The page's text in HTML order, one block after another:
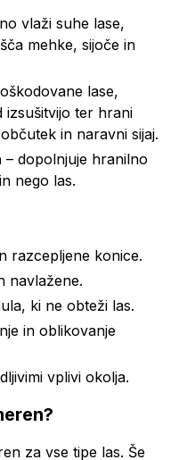
vlaži suhe lase,
mehke, sijoče in
lase,
izsušitvijo ter hrani
in naravni sijaj.
– dopolnjuje hranilno
nego las.
razcepljene konice.
navlažene.
ki ne obteži las.
in oblikovanje
vplivi okolja.
za vse tipe las. Še